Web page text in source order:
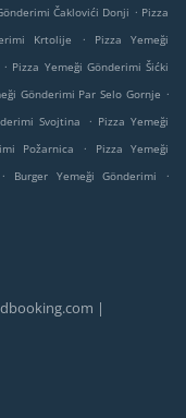
Čaklovići Donji . Pizza
Krtolije .
Pizza Yemeği
. Pizza Yemeği Gönderimi Šićki
Gönderimi Par Selo Gornje .
Svojtina . Pizza Yemeği
Požarnica .
Pizza Yemeği
. Burger Yemeği Gönderimi
.
|